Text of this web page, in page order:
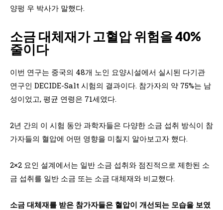
양펑 우 박사가 말했다.
소금 대체재가 고혈압 위험을 40%
줄이다
이번 연구는 중국의 48개 노인 요양시설에서 실시된 다기관
연구인 DECIDE-Salt 시험의 결과이다. 참가자의 약 75%는 남
성이었고, 평균 연령은 71세였다.
2년 간의 이 시험 동안 과학자들은 다양한 소금 섭취 방식이 참
가자들의 혈압에 어떤 영향을 미칠지 알아보고자 했다.
2×2 요인 설계에서는 일반 소금 섭취와 점진적으로 제한된 소
금 섭취를 일반 소금 또는 소금 대체재와 비교했다.
소금 대체재를 받은 참가자들은 혈압이 개선되는 모습을 보였